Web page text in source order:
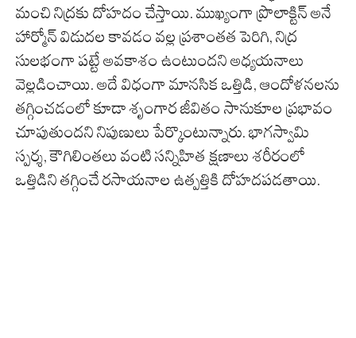
మంచి నిద్రకు దోహదం చేస్తాయి. ముఖ్యంగా ప్రొలాక్టిన్ అనే
హార్మోన్ విడుదల కావడం వల్ల ప్రశాంతత పెరిగి, నిద్ర
సులభంగా పట్టే అవకాశం ఉంటుందని అధ్యయనాలు
వెల్లడించాయి. అదే విధంగా మానసిక ఒత్తిడి, ఆందోళనలను
తగ్గించడంలో కూడా శృంగార జీవితం సానుకూల ప్రభావం
చూపుతుందని నిపుణులు పేర్కొంటున్నారు. భాగస్వామి
స్పర్శ, కౌగిలింతలు వంటి సన్నిహిత క్షణాలు శరీరంలో
ఒత్తిడిని తగ్గించే రసాయనాల ఉత్పత్తికి దోహదపడతాయి.